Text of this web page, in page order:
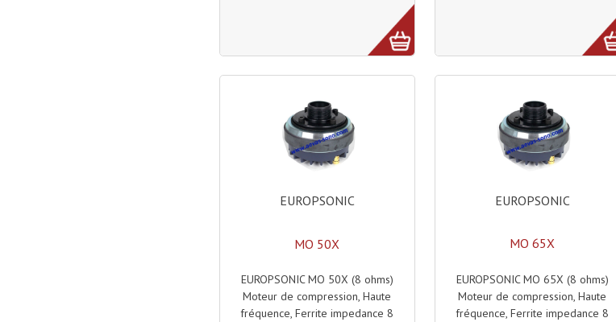
EUROPSONIC
MO 50X
EUROPSONIC MO 50X (8 ohms)
Moteur de compression, Haute
fréquence, Ferrite impedance 8
EUROPSONIC
MO 65X
EUROPSONIC MO 65X (8 ohms)
Moteur de compression, Haute
fréquence, Ferrite impedance 8